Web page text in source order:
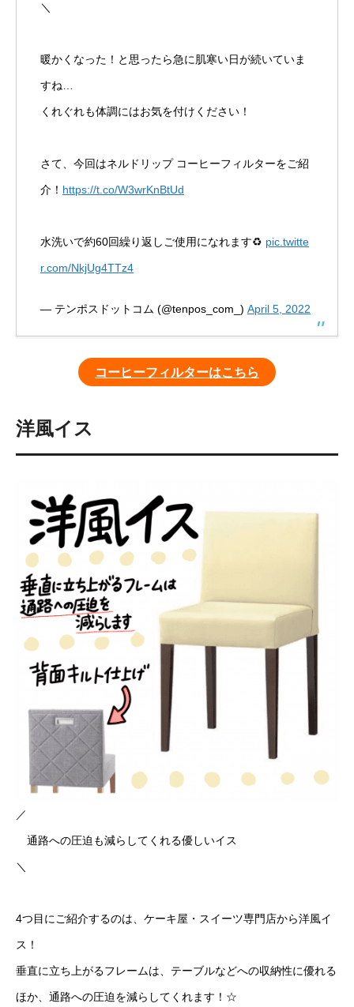
＼
暖かくなった！と思ったら急に肌寒い日が続いていま
すね…
くれぐれも体調にはお気を付けください！
さて、今回はネルドリップ コーヒーフィルターをご紹
介！ https://t.co/W3wrKnBtUd
水洗いで約60回繰り返しご使用になれます♻️ pic.twitte
r.com/NkjUg4TTz4
— テンポスドットコム (@tenpos_com_) April 5, 2022
コーヒーフィルターはこちら
洋風イス
／
通路への圧迫も減らしてくれる優しいイス
＼
4つ目にご紹介するのは、ケーキ屋・スイーツ専門店から洋風イ
ス！
垂直に立ち上がるフレームは、テーブルなどへの収納性に優れる
ほか、通路への圧迫を減らしてくれます！☆